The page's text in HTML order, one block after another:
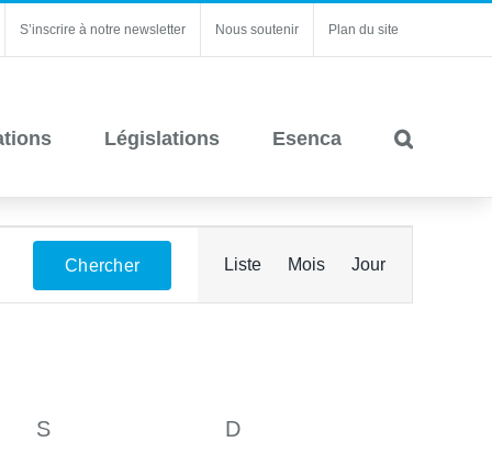
S’inscrire à notre newsletter Nous soutenir Plan du site
Législations Esenca
Chercher
de
vues
Liste Mois Jour
S DDIMANCHE